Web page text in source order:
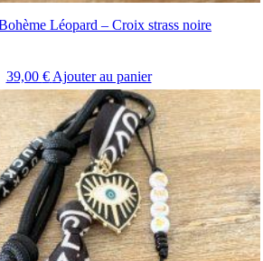
Léopard – Croix strass noire
39,00 € Ajouter au panier